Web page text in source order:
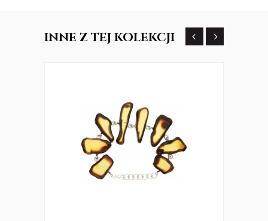
INNE Z TEJ KOLEKCJI